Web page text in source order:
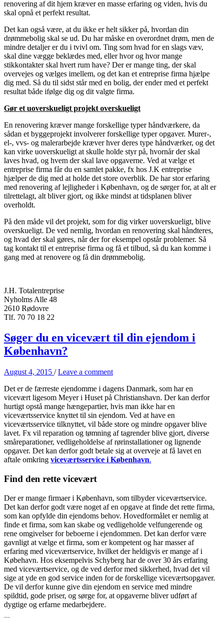
renovering af dit hjem kræver en masse erfaring og viden, hvis du
skal opnå et perfekt resultat.
Det kan også være, at du ikke er helt sikker på, hvordan din
drømmebolig skal se ud. Du har måske en overordnet drøm, men de
mindre detaljer er du i tvivl om. Ting som hvad for en slags væv,
skal dine vægge beklædes med, eller hvor og hvor mange
stikkontakter skal hvert rum have? Der er mange ting, der skal
overvejes og vælges imellem, og det kan et entreprise firma hjælpe
dig med. Så du til sidst står med en bolig, der ender med et perfekt
resultat både ifølge dig og dit valgte firma.
Gør et uoverskueligt projekt overskueligt
En renovering kræver mange forskellige typer håndværkere, da
sådan et byggeprojekt involverer forskellige typer opgaver. Murer-,
el-, vvs- og malerarbejde kræver hver deres type håndværker, og det
kan virke uoverskueligt at skulle holde styr på, hvornår der skal
laves hvad, og hvem der skal lave opgaverne. Ved at vælge et
entreprise firma får du en samlet pakke, fx hos J.K entreprise
hjælper de dig med at holde det store overblik. De har stor erfaring
med renovering af lejligheder i København, og de sørger for, at alt er
tilrettelagt, alt bliver gjort, og ikke mindst at tidsplanen bliver
overholdt.
På den måde vil det projekt, som for dig virker uoverskueligt, blive
overskueligt. De ved nemlig, hvordan en renovering skal håndteres,
og hvad der skal gøres, når der for eksempel opstår problemer. Så
tag kontakt til et entreprise firma og få et tilbud, så du kan komme i
gang med at renovere og få din drømmebolig.
J.H. Totalentreprise
Nyholms Alle 48
2610 Rødovre
Tlf. 70 70 18 22
Søger du en vicevært til din ejendom i
København?
August 4, 2015 /Leave a comment
Det er de færreste ejendomme i dagens Danmark, som har en
vicevært ligesom Meyer i Huset på Christianshavn. Der kan derfor
hurtigt opstå mange hængepartier, hvis man ikke har en
viceværtsservice knyttet til sin ejendom. Ved at have en
viceværtsservice tilknyttet, vil både store og mindre opgaver blive
lavet. Fx vil reparation og tømning af tagrender blive gjort, diverse
småreparationer, vedligeholdelse af rørinstallationer og lignende
opgaver. Det kan derfor godt betale sig at overveje at få lavet en
aftale omkring viceværtsservice i København.
Find den rette vicevært
Der er mange firmaer i København, som tilbyder viceværtservice.
Det kan derfor godt være noget af en opgave at finde det rette firma,
som kan opfylde din ejendoms behov. Hovedformålet er nemlig at
finde et firma, som kan skabe og vedligeholde velfungerende og
rene omgivelser for beboerne i ejendommen. Det kan derfor være
gavnligt at vælge et firma, som er kompetent og har masser af
erfaring med viceværtservice, hvilket der heldigvis er mange af i
Købehavn. Hos eksempelvis Schyberg har de over 30 års erfaring
med viceværtservice, og de ved derfor med sikkerhed, hvad det vil
sige at yde en god service inden for de forskellige viceværtsopgaver.
De vil derfor kunne give din ejendom en service med mindre
spildtid, gode priser, og sørge for, at opgaverne bliver udført af
dygtige og erfarne medarbejdere.